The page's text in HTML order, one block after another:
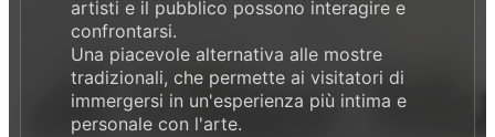
artisti e il pubblico possono interagire e
confrontarsi.
Una piacevole alternativa alle mostre
tradizionali, che permette ai visitatori di
immergersi in un'esperienza più intima e
personale con l'arte.